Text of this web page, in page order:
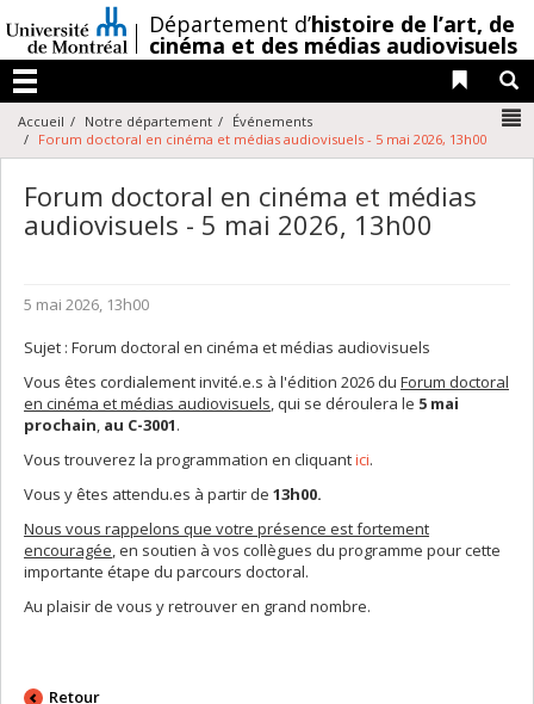
au
contenu
/Département d’histoire de l’art, de
cinéma et des médias audiovisuels
Menu
Liens
Accueil Notre département
Événements
Forum doctoral en cinéma et médias audiovisuels - 5 mai 2026, 13h00
Forum doctoral en cinéma et médias
audiovisuels - 5 mai 2026, 13h00
5 mai 2026, 13h00
Sujet : Forum doctoral en cinéma et médias audiovisuels
Vous êtes cordialement invité.e.s à l'édition 2026 du Forum doctoral
en cinéma et médias audiovisuels, qui se déroulera le 5 mai
prochain, au C-3001.
Vous trouverez la programmation en cliquantici.
Vous y êtes attendu.es à partir de 13h00.
Nous vous rappelons que votre présence est fortement
encouragée, en soutien à vos collègues du programme pour cette
importante étape du parcours doctoral.
Au plaisir de vous y retrouver en grand nombre.
Retour